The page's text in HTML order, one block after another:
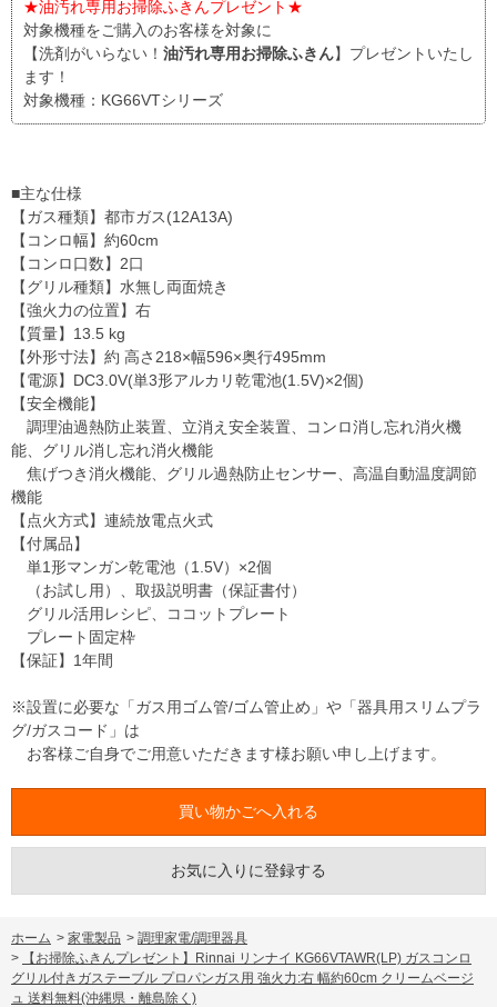
★油汚れ専用お掃除ふきんプレゼント★
対象機種をご購入のお客様を対象に
【洗剤がいらない！ 油汚れ専用お掃除ふきん】プレゼントいたし
ます！
対象機種：KG66VTシリーズ
■主な仕様
【ガス種類】都市ガス(12A13A)
【コンロ幅】約60cm
【コンロ口数】2口
【グリル種類】水無し両面焼き
【強火力の位置】右
【質量】13.5 kg
【外形寸法】約 高さ218×幅596×奥行495mm
【電源】DC3.0V(単3形アルカリ乾電池(1.5V)×2個)
【安全機能】
調理油過熱防止装置、立消え安全装置、コンロ消し忘れ消火機
能、グリル消し忘れ消火機能
焦げつき消火機能、グリル過熱防止センサー、高温自動温度調節
機能
【点火方式】連続放電点火式
【付属品】
単1形マンガン乾電池（1.5V）×2個
（お試し用）、取扱説明書（保証書付）
グリル活用レシピ、ココットプレート
プレート固定枠
【保証】1年間
※設置に必要な「ガス用ゴム管/ゴム管止め」や「器具用スリムプラ
グ/ガスコード」は
お客様ご自身でご用意いただきます様お願い申し上げます。
お気に入りに登録する
ホーム > 家電製品 > 調理家電/調理器具
>
【お掃除ふきんプレゼント】Rinnai リンナイ KG66VTAWR(LP) ガスコンロ
グリル付きガステーブル プロパンガス用 強火力:右 幅約60cm クリームベージ
ュ 送料無料(沖縄県・離島除く)